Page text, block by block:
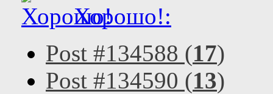
Хорошо!:
Post #134588 (17)
Post #134590 (13)